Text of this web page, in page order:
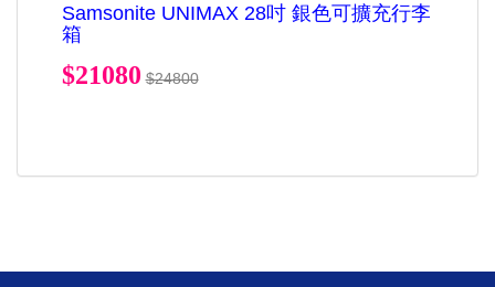
Samsonite UNIMAX 28吋 銀色可擴充行李
箱
$21080 $24800